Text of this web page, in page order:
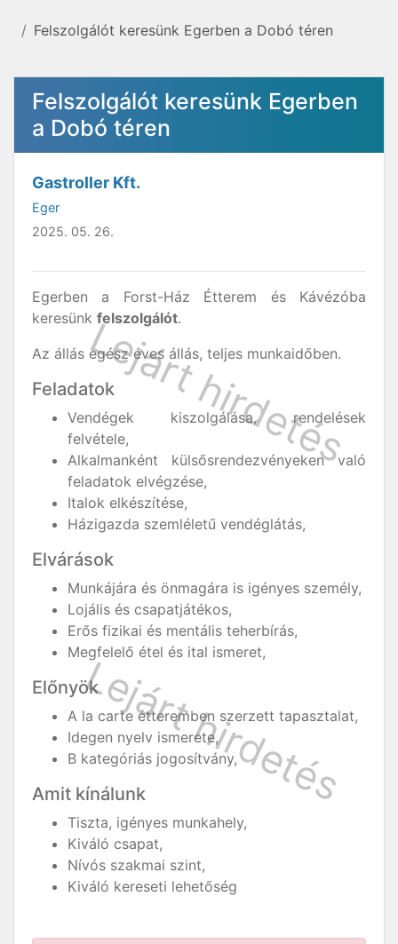
Felszolgálót keresünk Egerben a Dobó téren
Felszolgálót keresünk Egerben
a Dobó téren
Gastroller Kft.
Eger
2025. 05. 26.
Egerben a Forst-Ház Étterem és Kávézóba
keresünk felszolgálót.
Az állás egész éves állás, teljes munkaidőben.
Feladatok
Vendégek kiszolgálása, rendelések
felvétele,
Alkalmanként külsősrendezvényeken való
feladatok elvégzése,
Italok elkészítése,
Házigazda szemléletű vendéglátás,
Elvárások
Munkájára és önmagára is igényes személy,
Lojális és csapatjátékos,
Erős fizikai és mentális teherbírás,
Megfelelő étel és ital ismeret,
Előnyök
A la carte étteremben szerzett tapasztalat,
Idegen nyelv ismerete,
B kategóriás jogosítvány,
Amit kínálunk
Tiszta, igényes munkahely,
Kiváló csapat,
Nívós szakmai szint,
Kiváló kereseti lehetőség